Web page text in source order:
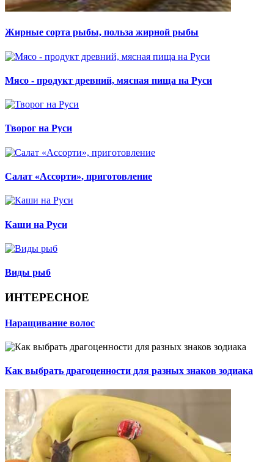
Жирные сорта рыбы, польза жирной рыбы
Мясо - продукт древний, мясная пища на Руси
Творог на Руси
Салат «Ассорти», приготовление
Каши на Руси
Виды рыб
ИНТЕРЕСНОЕ
Наращивание волос
Как выбрать драгоценности для разных знаков зодиака